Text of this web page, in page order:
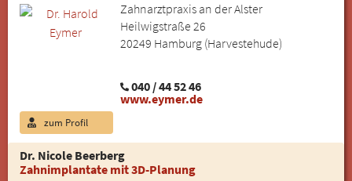
Zahnarztpraxis an der Alster
Heilwigstraße 26
20249 Hamburg (Harvestehude)
040 / 44 52 46
www.eymer.de
zum Profil
Dr. Nicole Beerberg
Zahnimplantate mit 3D-Planung